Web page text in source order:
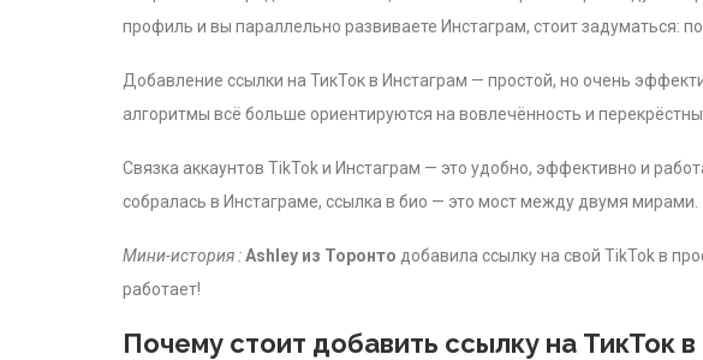
профиль и вы параллельно развиваете Инстаграм, стоит задуматься:
Добавление ссылки на ТикТок в Инстаграм — простой, но очень
алгоритмы всё больше ориентируются на вовлечённость и
Связка аккаунтов TikTok и Инстаграм — это удобно, эффективно и
собралась в Инстаграме, ссылка в био — это мост между двумя мирами.
Мини-история :Ashley из Торонто добавила ссылку на свой TikTok в
работает!
Почему стоит добавить ссылку на ТикТок